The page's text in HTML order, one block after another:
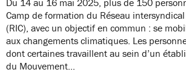
Camp de formation du Réseau
(RIC), avec un objectif en commun : se
aux changements climatiques. Les
dont certaines travaillent au sein d’un
du Mouvement…